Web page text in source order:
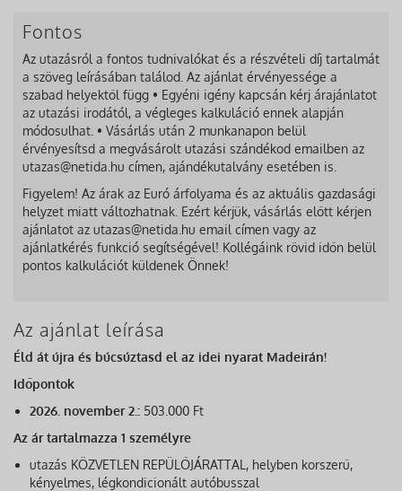
Fontos
Az utazásról a fontos tudnivalókat és a részvételi díj tartalmát
a szöveg leírásában találod. Az ajánlat érvényessége a
szabad helyektől függ • Egyéni igény kapcsán kérj árajánlatot
az utazási irodától, a végleges kalkuláció ennek alapján
módosulhat. • Vásárlás után 2 munkanapon belül
érvényesítsd a megvásárolt utazási szándékod emailben az
utazas@netida.hu címen, ajándékutalvány esetében is.
Figyelem! Az árak az Euró árfolyama és az aktuális gazdasági
helyzet miatt változhatnak. Ezért kérjük, vásárlás előtt kérjen
ajánlatot az utazas@netida.hu email címen vagy az
ajánlatkérés funkció segítségével! Kollégáink rövid időn belül
pontos kalkulációt küldenek Önnek!
Az ajánlat leírása
Éld át újra és búcsúztasd el az idei nyarat Madeirán!
Időpontok
2026. november 2.: 503.000 Ft
Az ár tartalmazza 1 személyre
utazás KÖZVETLEN REPÜLŐJÁRATTAL, helyben korszerű,
kényelmes, légkondicionált autóbusszal